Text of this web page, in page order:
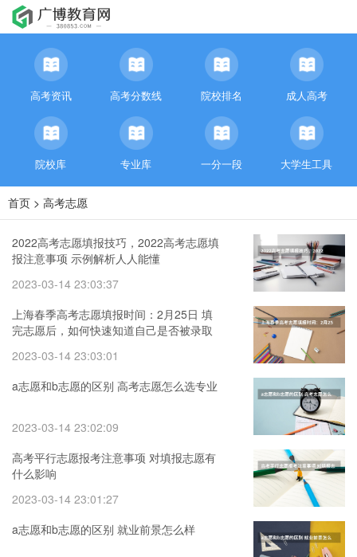
高考资讯 高考分数线 院校排名 成人高考
院校库 专业库 一分一段 大学生工具
首页 > 高考志愿
2022高考志愿填报技巧，2022高考志愿填
报注意事项 示例解析人人能懂
2023-03-14 23:03:37
上海春季高考志愿填报时间：2月25日 填
完志愿后，如何快速知道自己是否被录取
2023-03-14 23:03:01
a志愿和b志愿的区别 高考志愿怎么选专业
2023-03-14 23:02:09
高考平行志愿报考注意事项 对填报志愿有
什么影响
2023-03-14 23:01:27
a志愿和b志愿的区别 就业前景怎么样